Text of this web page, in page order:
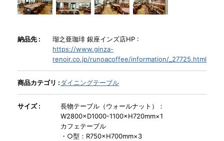
新入荷情報
INFORMATION
納品先 :
瑠之亜珈琲 銀座インズ店HP :
https://www.ginza-
renoir.co.jp/runoacoffee/information/_27725.html
商品カテゴリ :ダイニングテーブル
サイズ :
長物テーブル（ウォールナット）：
W2800×D1000-1100×H720mm×1
カフェテーブル
・○型：R750×H700mm×3